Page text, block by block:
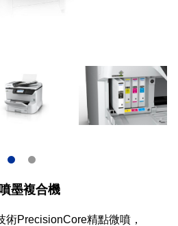
墨複合機
術PrecisionCore精點微噴，